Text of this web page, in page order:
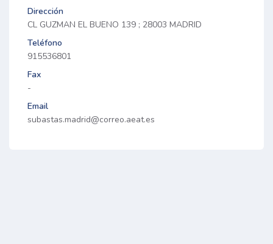
Dirección
CL GUZMAN EL BUENO 139 ; 28003 MADRID
Teléfono
915536801
Fax
-
Email
subastas.madrid@correo.aeat.es